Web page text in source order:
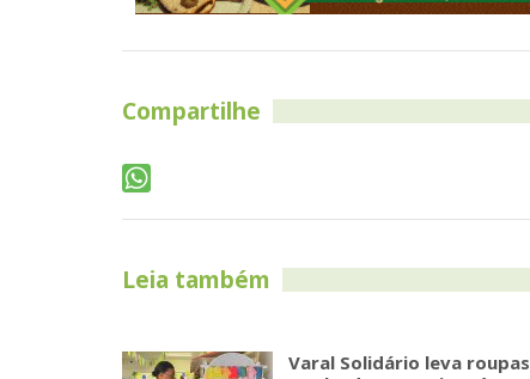
Compartilhe
Leia também
Varal Solidário leva roupas